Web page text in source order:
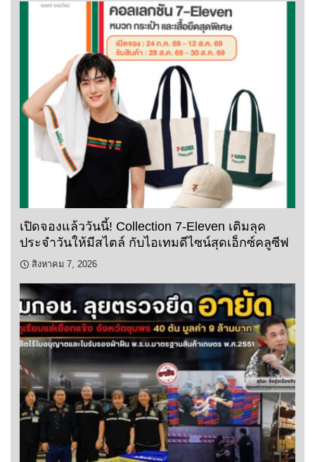
เปิดจองแล้ววันนี้! Collection 7-Eleven เติมลุค
ประจำวันให้มีสไตล์ กับไอเทมดีไซน์สุดเอ็กซ์คลูซีฟ
สิงหาคม 7, 2026